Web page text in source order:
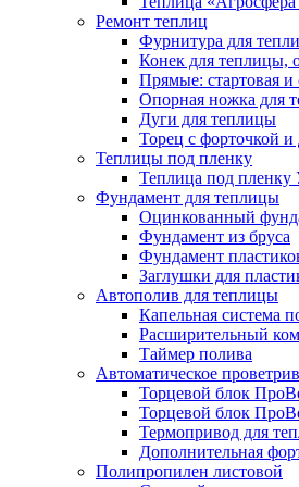
Ремонт теплиц
Фурнитура для
Конек для теплицы,
Прямые: стартовая
Опорная ножка для
Дуги для теплицы
Торец с форточкой
Теплицы под пленку
Теплица под
Фундамент для теплицы
Оцинкованный
Фундамент из бруса
Фундамент
Заглушки для
Автополив для теплицы
Капельная система
Расширительный
Таймер полива
Автоматическое
Торцевой блок
Торцевой блок
Термопривод для
Дополнительная
Полипропилен листовой